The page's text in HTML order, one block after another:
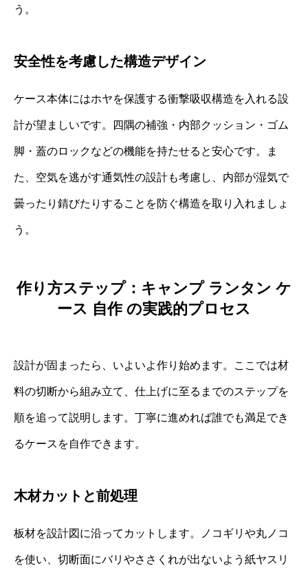
う。
安全性を考慮した構造デザイン
ケース本体にはホヤを保護する衝撃吸収構造を入れる設
計が望ましいです。四隅の補強・内部クッション・ゴム
脚・蓋のロックなどの機能を持たせると安心です。ま
た、空気を逃がす通気性の設計も考慮し、内部が湿気で
曇ったり錆びたりすることを防ぐ構造を取り入れましょ
う。
作り方ステップ：キャンプ ランタン ケ
ース 自作 の実践的プロセス
設計が固まったら、いよいよ作り始めます。ここでは材
料の切断から組み立て、仕上げに至るまでのステップを
順を追って説明します。丁寧に進めれば誰でも満足でき
るケースを自作できます。
木材カットと前処理
板材を設計図に沿ってカットします。ノコギリや丸ノコ
を使い、切断面にバリやささくれが出ないよう紙ヤスリ